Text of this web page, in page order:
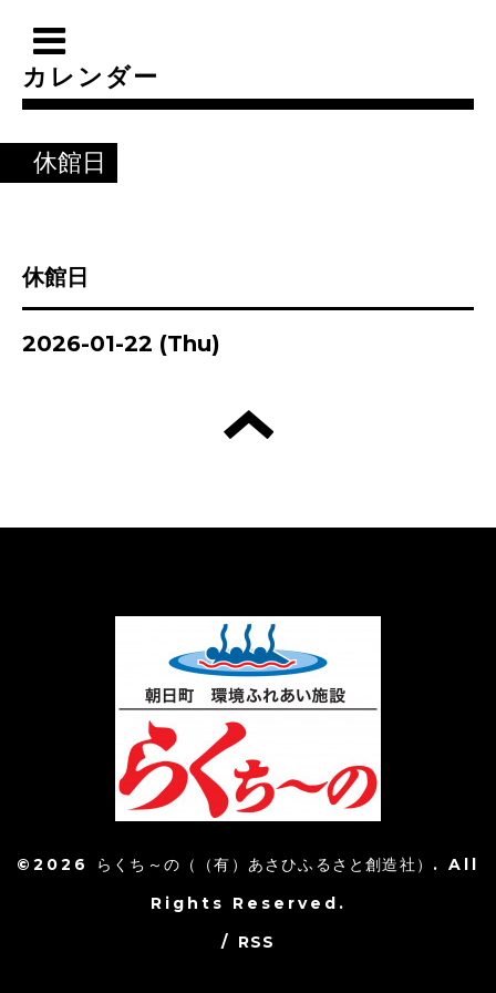
カレンダー
休館日
休館日
2026-01-22 (Thu)
©2026 らくち～の（（有）あさひふるさと創造社） . All
Rights Reserved.
/ RSS